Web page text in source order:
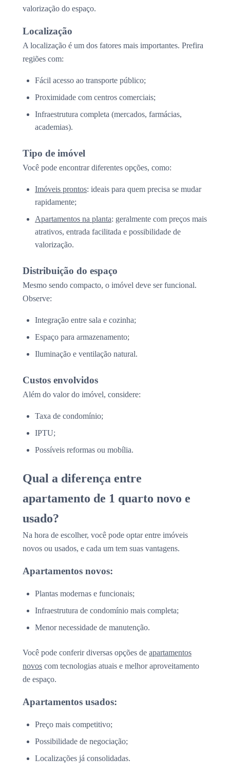
valorização do espaço.
Localização
A localização é um dos fatores mais importantes. Prefira
regiões com:
Fácil acesso ao transporte público;
Proximidade com centros comerciais;
Infraestrutura completa (mercados, farmácias,
academias).
Tipo de imóvel
Você pode encontrar diferentes opções, como:
Imóveis prontos: ideais para quem precisa se mudar
rapidamente;
Apartamentos na planta: geralmente com preços mais
atrativos, entrada facilitada e possibilidade de
valorização.
Distribuição do espaço
Mesmo sendo compacto, o imóvel deve ser funcional.
Observe:
Integração entre sala e cozinha;
Espaço para armazenamento;
Iluminação e ventilação natural.
Custos envolvidos
Além do valor do imóvel, considere:
Taxa de condomínio;
IPTU;
Possíveis reformas ou mobília.
Qual a diferença entre
apartamento de 1 quarto novo e
usado?
Na hora de escolher, você pode optar entre imóveis
novos ou usados, e cada um tem suas vantagens.
Apartamentos novos:
Plantas modernas e funcionais;
Infraestrutura de condomínio mais completa;
Menor necessidade de manutenção.
Você pode conferir diversas opções de apartamentos
novos com tecnologias atuais e melhor aproveitamento
de espaço.
Apartamentos usados:
Preço mais competitivo;
Possibilidade de negociação;
Localizações já consolidadas.